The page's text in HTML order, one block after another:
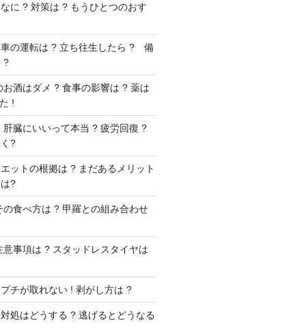
に ? 対策は ? もうひとつのおす
車の運転は ? 立ち往生したら ? 備
?
お酒はダメ ? 食事の影響は ? 薬は
!
肝臓にいいって本当 ? 疲労回復 ?
?
ットの根拠は ? まだあるメリット
?
の食べ方は ? 甲羅との組み合わせ
意事項は ? スタッドレスタイヤは
チが取れない ! 剥がし方は ?
処はどうする ? 逃げるとどうなる